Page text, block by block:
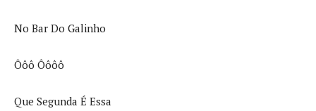
No Bar Do Galinho
Ôôô Ôôôô
Que Segunda É Essa